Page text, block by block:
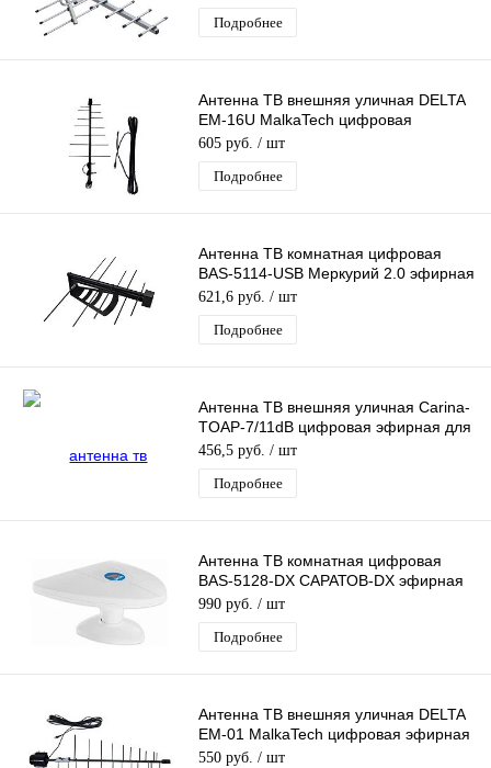
Подробнее
Антенна ТВ внешняя уличная DELTA
EM-16U MalkaTech цифровая
эфирная для DVB-T2 ТВ наружная
605 руб. / шт
Подробнее
Антенна ТВ комнатная цифровая
BAS-5114-USB Меркурий 2.0 эфирная
для DVB-T2 телевидения
621,6 руб. / шт
Подробнее
Антенна ТВ внешняя уличная Carina-
TOAP-7/11dB цифровая эфирная для
DVB-T2 ТВ наружная WORLD VISION
456,5 руб. / шт
Подробнее
Антенна ТВ комнатная цифровая
BAS-5128-DX САРАТОВ-DX эфирная
для DVB-T2 телевидения Рэмо
990 руб. / шт
Подробнее
Антенна ТВ внешняя уличная DELTA
EM-01 MalkaTech цифровая эфирная
для DVB-T2 ТВ наружная
550 руб. / шт